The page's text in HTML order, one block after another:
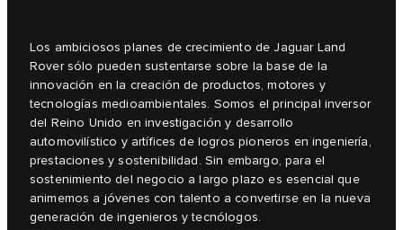
Los ambiciosos planes de crecimiento de Jaguar Land
Rover sólo pueden sustentarse sobre la base de la
innovación en la creación de productos, motores y
tecnologías medioambientales. Somos el principal inversor
del Reino Unido en investigación y desarrollo
automovilístico y artífices de logros pioneros en ingeniería,
prestaciones y sostenibilidad. Sin embargo, para el
sostenimiento del negocio a largo plazo es esencial que
animemos a jóvenes con talento a convertirse en la nueva
generación de ingenieros y tecnólogos.